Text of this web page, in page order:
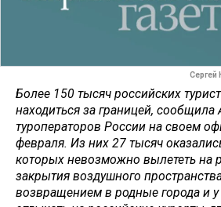
Сергей
Более 150 тысяч российских
находиться за границей, сообщила
туроператоров России на своем
февраля. Из них 27 тысяч
которых невозможно вылететь на
закрытия воздушного
возвращением в родные города и у